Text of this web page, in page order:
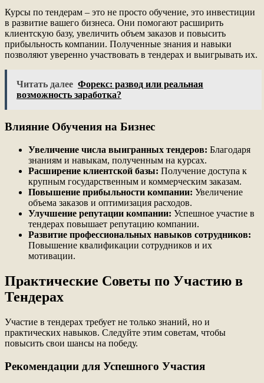
Курсы по тендерам – это не просто обучение, это инвестиции
в развитие вашего бизнеса. Они помогают расширить
клиентскую базу, увеличить объем заказов и повысить
прибыльность компании. Полученные знания и навыки
позволяют уверенно участвовать в тендерах и выигрывать их.
Читать далее Форекс: развод или реальная
возможность заработка?
Влияние Обучения на Бизнес
Увеличение числа выигранных тендеров: Благодаря
знаниям и навыкам, полученным на курсах.
Расширение клиентской базы: Получение доступа к
крупным государственным и коммерческим заказам.
Повышение прибыльности компании: Увеличение
объема заказов и оптимизация расходов.
Улучшение репутации компании: Успешное участие в
тендерах повышает репутацию компании.
Развитие профессиональных навыков сотрудников:
Повышение квалификации сотрудников и их
мотивации.
Практические Советы по Участию в
Тендерах
Участие в тендерах требует не только знаний, но и
практических навыков. Следуйте этим советам, чтобы
повысить свои шансы на победу.
Рекомендации для Успешного Участия